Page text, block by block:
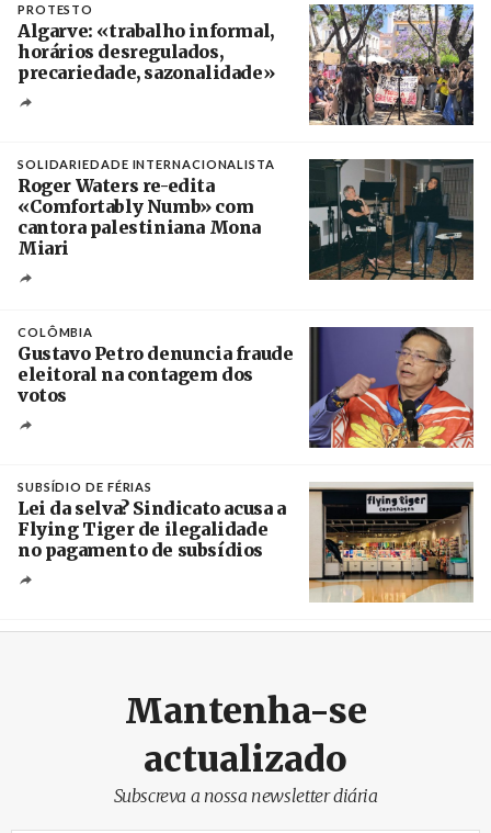
PROTESTO
Algarve: «trabalho informal,
horários desregulados,
precariedade, sazonalidade»
SOLIDARIEDADE INTERNACIONALISTA
Roger Waters re-edita
«Comfortably Numb» com
cantora palestiniana Mona
Miari
COLÔMBIA
Gustavo Petro denuncia fraude
eleitoral na contagem dos
votos
SUBSÍDIO DE FÉRIAS
Lei da selva? Sindicato acusa a
Flying Tiger de ilegalidade
no pagamento de subsídios
Mantenha-se
actualizado
Subscreva a nossa newsletter diária